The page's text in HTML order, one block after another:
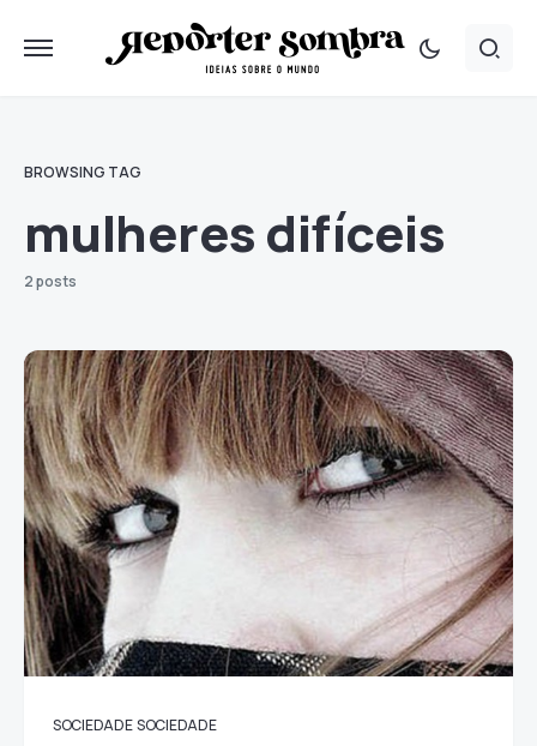
BROWSING TAG
mulheres difíceis
2 posts
SOCIEDADE SOCIEDADE